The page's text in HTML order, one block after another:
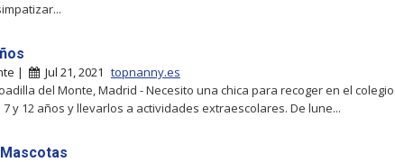
| Jul 21, 2021 topnanny.es
del Monte, Madrid - Necesito una chica para recoger en el
y 12 años y llevarlos a actividades extraescolares. De lune...